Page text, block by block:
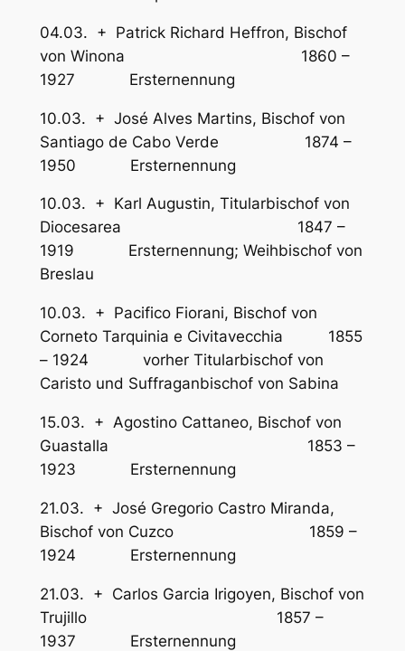
04.03. + Patrick Richard Heffron, Bischof
von Winona 1860 –
1927 Ersternennung
10.03. + José Alves Martins, Bischof von
Santiago de Cabo Verde 1874 –
1950 Ersternennung
10.03. + Karl Augustin, Titularbischof von
Diocesarea 1847 –
1919 Ersternennung; Weihbischof von
Breslau
10.03. + Pacifico Fiorani, Bischof von
Corneto Tarquinia e Civitavecchia 1855
– 1924 vorher Titularbischof von
Caristo und Suffraganbischof von Sabina
15.03. + Agostino Cattaneo, Bischof von
Guastalla 1853 –
1923 Ersternennung
21.03. + José Gregorio Castro Miranda,
Bischof von Cuzco 1859 –
1924 Ersternennung
21.03. + Carlos Garcia Irigoyen, Bischof von
Trujillo 1857 –
1937 Ersternennung